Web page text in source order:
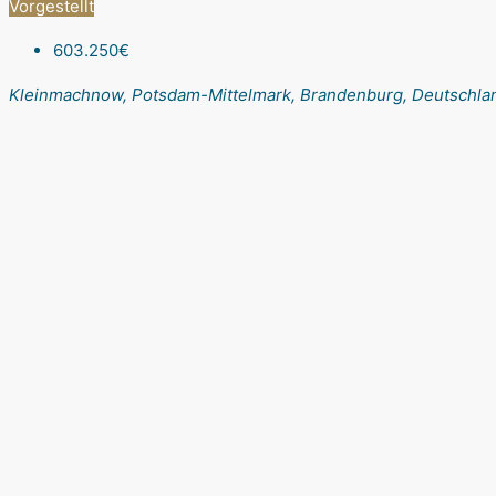
Vorgestellt
603.250€
Kleinmachnow, Potsdam-Mittelmark, Brandenburg,